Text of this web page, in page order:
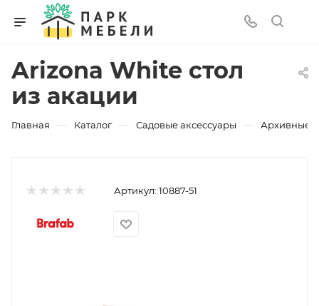
Arizona White стол
из акации
Главная — Каталог — Садовые аксессуары — Архивные
Артикул: 10887-51